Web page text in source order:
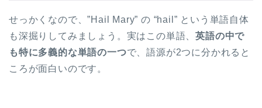
せっかくなので、”Hail Mary” の “hail” という単語自体
も深掘りしてみましょう。実はこの単語、英語の中で
も特に多義的な単語の一つで、語源が2つに分かれると
ころが面白いのです。